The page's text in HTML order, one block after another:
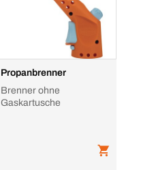
Propanbrenner
Brenner ohne
Gaskartusche